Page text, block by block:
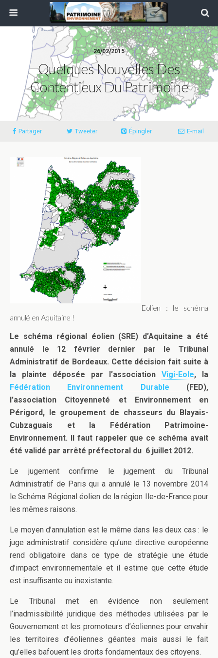
26/02/2015
Quelques Nouvelles Des
Contentieux Du Patrimoine
Partager Tweeter Épingler E-mail
Eolien : le schéma
annulé en Aquitaine !
Le schéma régional éolien (SRE) d’Aquitaine a été
annulé le 12 février dernier par le Tribunal
Administratif de Bordeaux. Cette décision fait suite à
la plainte déposée par l’association Vigi-Eole, la
Fédération Environnement Durable (FED),
l’association Citoyenneté et Environnement en
Périgord, le groupement de chasseurs du Blayais-
Cubzaguais et la Fédération Patrimoine-
Environnement. Il faut rappeler que ce schéma avait
été validé par arrêté préfectoral du 6 juillet 2012.
Le jugement confirme le jugement du Tribunal
Administratif de Paris qui a annulé le 13 novembre 2014
le Schéma Régional éolien de la région Ile-de-France pour
les mêmes raisons.
Le moyen d’annulation est le même dans les deux cas : le
juge administratif considère qu’une directive européenne
rend obligatoire dans ce type de stratégie une étude
d’impact environnementale et il estime que cette étude
est insuffisante ou inexistante.
Le Tribunal met en évidence non seulement
l’inadmissibilité juridique des méthodes utilisées par le
Gouvernement et les promoteurs d’éoliennes pour envahir
les territoires d’éoliennes géantes mais aussi le fait
qu’elles bafouent les droits fondamentaux des citoyens.